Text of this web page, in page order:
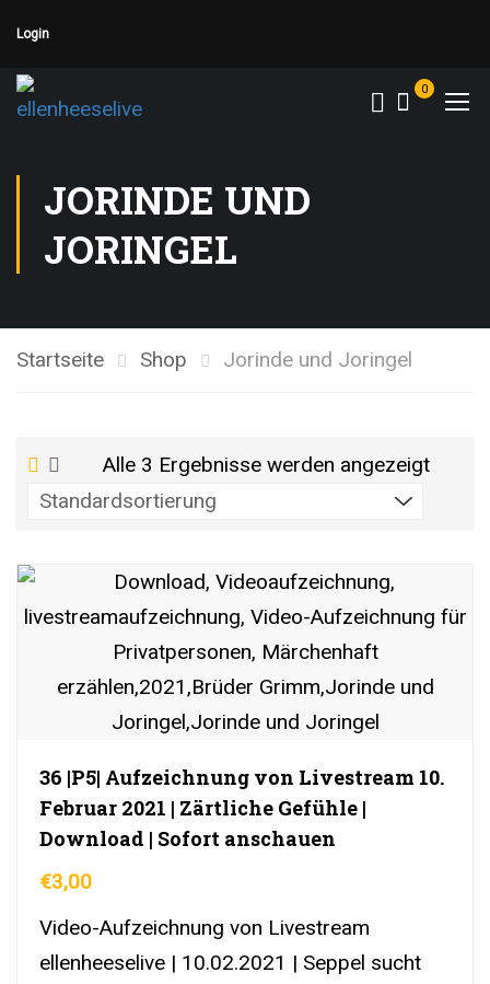
Login
0
JORINDE UND
JORINGEL
Startseite Shop Jorinde und Joringel
Alle 3 Ergebnisse werden angezeigt
36 |P5| Aufzeichnung von Livestream 10.
Februar 2021 | Zärtliche Gefühle |
Download | Sofort anschauen
€3,00
Video-Aufzeichnung von Livestream
ellenheeselive | 10.02.2021 | Seppel sucht